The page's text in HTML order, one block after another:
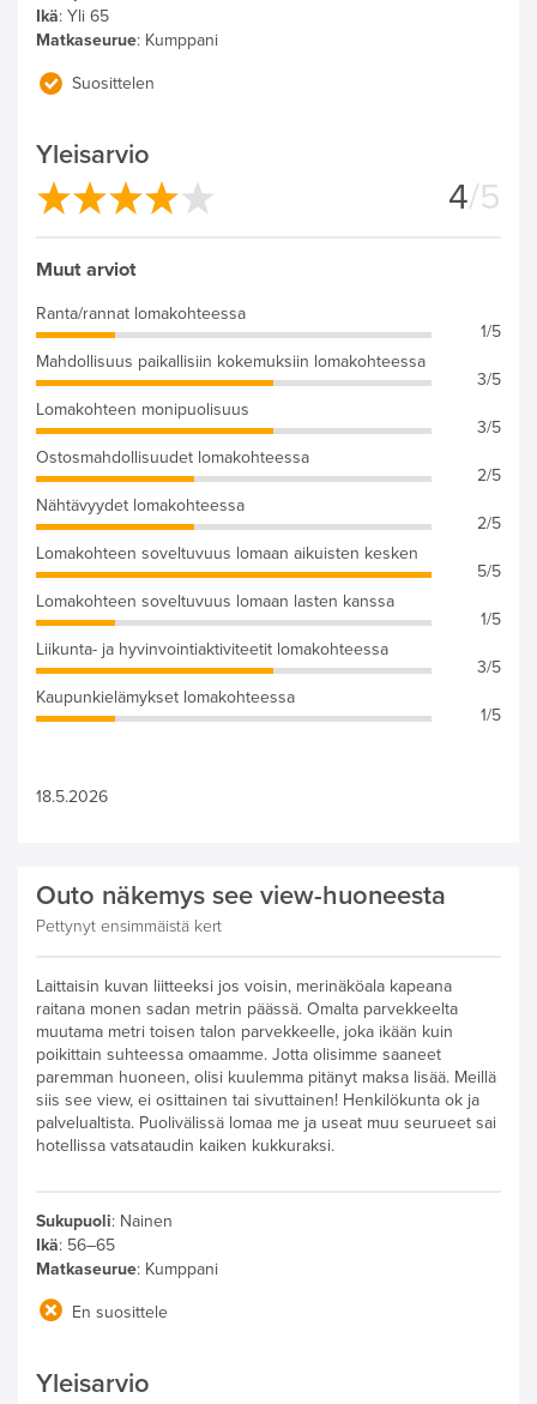
Ikä: Yli 65
Matkaseurue: Kumppani
Suosittelen
Yleisarvio
4/5
Muut arviot
Ranta/rannat lomakohteessa
1/5
Mahdollisuus paikallisiin kokemuksiin lomakohteessa
3/5
Lomakohteen monipuolisuus
3/5
Ostosmahdollisuudet lomakohteessa
2/5
Nähtävyydet lomakohteessa
2/5
Lomakohteen soveltuvuus lomaan aikuisten kesken
5/5
Lomakohteen soveltuvuus lomaan lasten kanssa
1/5
Liikunta- ja hyvinvointiaktiviteetit lomakohteessa
3/5
Kaupunkielämykset lomakohteessa
1/5
18.5.2026
Outo näkemys see view-huoneesta
Pettynyt ensimmäistä kert
Laittaisin kuvan liitteeksi jos voisin, merinäköala kapeana
raitana monen sadan metrin päässä. Omalta parvekkeelta
muutama metri toisen talon parvekkeelle, joka ikään kuin
poikittain suhteessa omaamme. Jotta olisimme saaneet
paremman huoneen, olisi kuulemma pitänyt maksa lisää. Meillä
siis see view, ei osittainen tai sivuttainen! Henkilökunta ok ja
palvelualtista. Puolivälissä lomaa me ja useat muu seurueet sai
hotellissa vatsataudin kaiken kukkuraksi.
Sukupuoli: Nainen
Ikä: 56–65
Matkaseurue: Kumppani
En suosittele
Yleisarvio